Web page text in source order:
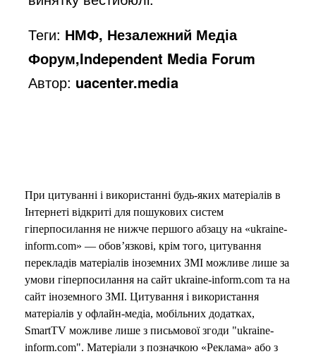
Теги: НМФ, Незалежний Медіа
Форум,Independent Media Forum
Автор: uacenter.media
При цитуванні і використанні будь-яких матеріалів в
Інтернеті відкриті для пошукових систем
гіперпосилання не нижче першого абзацу на «ukraine-
inform.com» — обов’язкові, крім того, цитування
перекладів матеріалів іноземних ЗМІ можливе лише за
умови гіперпосилання на сайт ukraine-inform.com та на
сайт іноземного ЗМІ. Цитування і використання
матеріалів у офлайн-медіа, мобільних додатках,
SmartTV можливе лише з письмової згоди "ukraine-
inform.com". Матеріали з позначкою «Реклама» або з